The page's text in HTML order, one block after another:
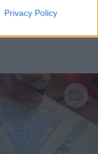
Privacy Policy